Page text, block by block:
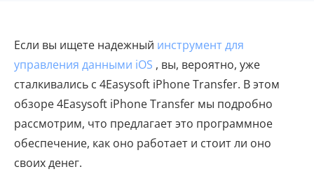
Если вы ищете надежный инструмент для
управления данными iOS , вы, вероятно, уже
сталкивались с 4Easysoft iPhone Transfer. В этом
обзоре 4Easysoft iPhone Transfer мы подробно
рассмотрим, что предлагает это программное
обеспечение, как оно работает и стоит ли оно
своих денег.